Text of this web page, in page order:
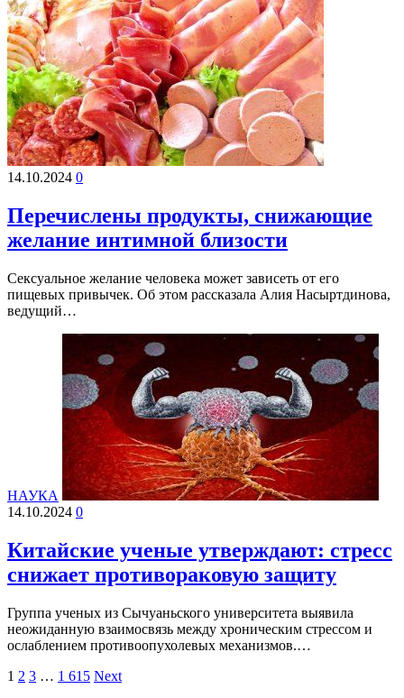
14.10.2024 0
Перечислены продукты, снижающие
желание интимной близости
Сексуальное желание человека может зависеть от его
пищевых привычек. Об этом рассказала Алия Насыртдинова,
ведущий…
НАУКА
14.10.2024 0
Китайские ученые утверждают: стресс
снижает противораковую защиту
Группа ученых из Сычуаньского университета выявила
неожиданную взаимосвязь между хроническим стрессом и
ослаблением противоопухолевых механизмов.…
1 2 3 … 1 615 Next